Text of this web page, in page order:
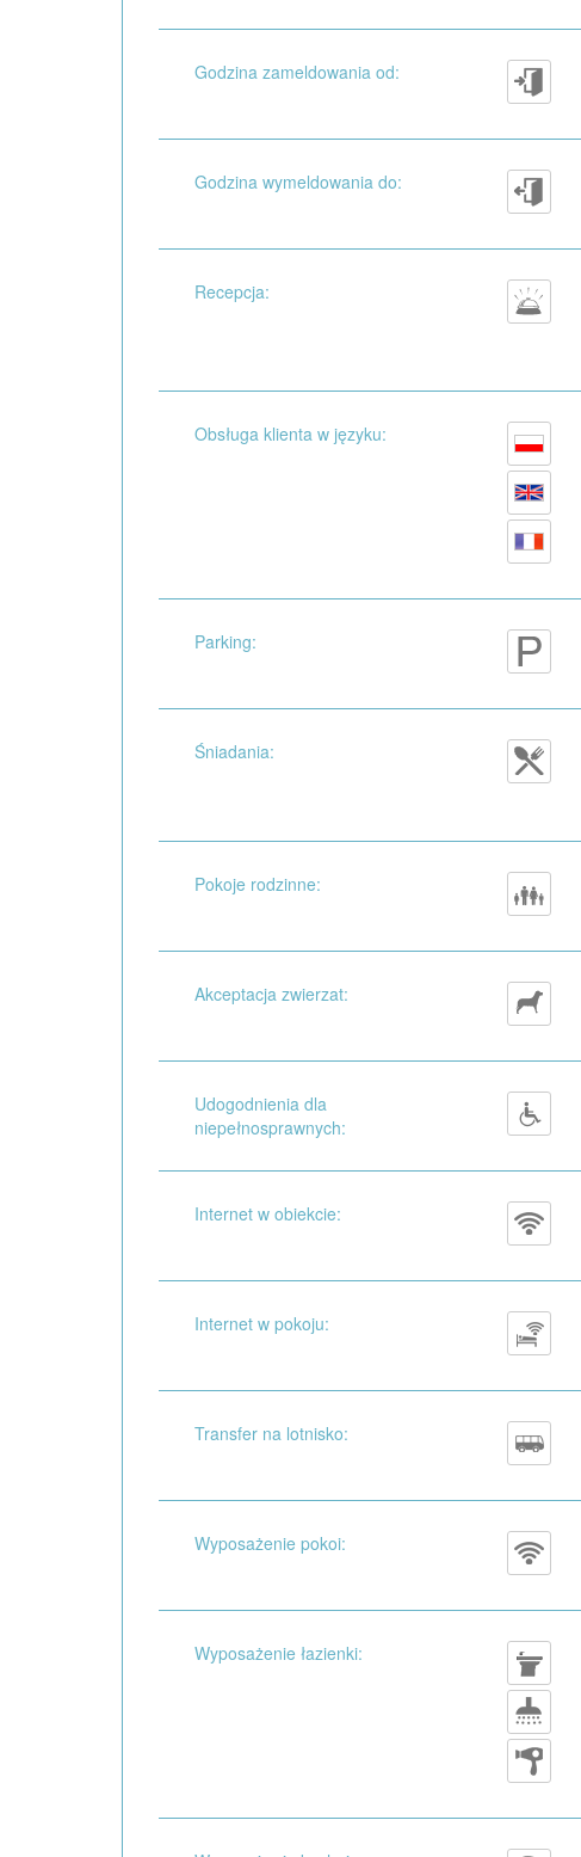
Godzina zameldowania od:
Godzina wymeldowania do:
Recepcja:
Obsługa klienta w języku:
Parking:
Śniadania:
Pokoje rodzinne:
Akceptacja zwierzat:
Udogodnienia dla
niepełnosprawnych:
Internet w obiekcie:
Internet w pokoju:
Transfer na lotnisko:
Wyposażenie pokoi:
Wyposażenie łazienki: